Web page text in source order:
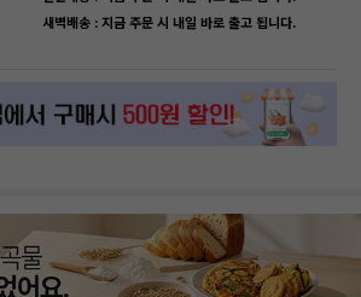
새벽배송 : 지금 주문 시 내일 바로 출고 됩니다.